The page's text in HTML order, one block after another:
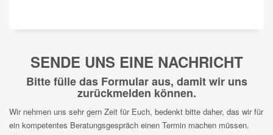
SENDE UNS EINE NACHRICHT
Bitte fülle das Formular aus, damit wir uns
zurückmelden können.
Wir nehmen uns sehr gern Zeit für Euch, bedenkt bitte daher, das wir für
ein kompetentes Beratungsgespräch einen Termin machen müssen.